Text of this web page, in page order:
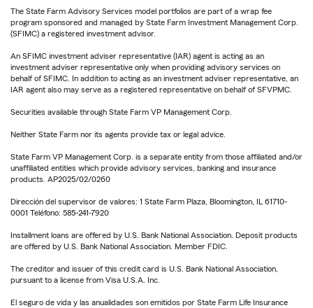
The State Farm Advisory Services model portfolios are part of a wrap fee
program sponsored and managed by State Farm Investment Management Corp.
(SFIMC) a registered investment advisor.
An SFIMC investment adviser representative (IAR) agent is acting as an
investment adviser representative only when providing advisory services on
behalf of SFIMC. In addition to acting as an investment adviser representative, an
IAR agent also may serve as a registered representative on behalf of SFVPMC.
Securities available through State Farm VP Management Corp.
Neither State Farm nor its agents provide tax or legal advice.
State Farm VP Management Corp. is a separate entity from those affiliated and/or
unaffiliated entities which provide advisory services, banking and insurance
products. AP2025/02/0260
Dirección del supervisor de valores: 1 State Farm Plaza, Bloomington, IL 61710-
0001 Teléfono: 585-241-7920
Installment loans are offered by U.S. Bank National Association. Deposit products
are offered by U.S. Bank National Association. Member FDIC.
The creditor and issuer of this credit card is U.S. Bank National Association,
pursuant to a license from Visa U.S.A. Inc.
El seguro de vida y las anualidades son emitidos por State Farm Life Insurance